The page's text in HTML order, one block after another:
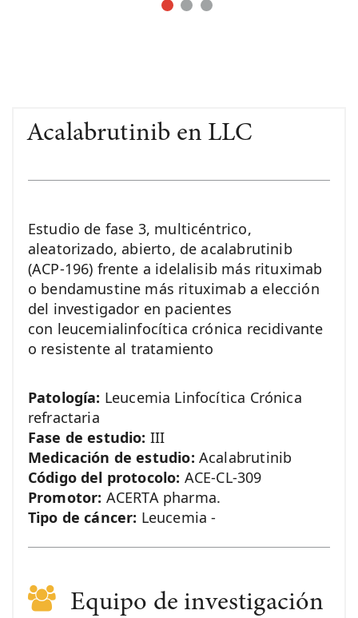
Acalabrutinib en LLC
Estudio de fase 3, multicéntrico,
aleatorizado, abierto, de acalabrutinib
(ACP-196) frente a idelalisib más rituximab
o bendamustine más rituximab a elección
del investigador en pacientes
con leucemialinfocítica crónica recidivante
o resistente al tratamiento
Patología: Leucemia Linfocítica Crónica
refractaria
Fase de estudio: III
Medicación de estudio: Acalabrutinib
Código del protocolo: ACE-CL-309
Promotor: ACERTA pharma.
Tipo de cáncer: Leucemia -
Equipo de investigación